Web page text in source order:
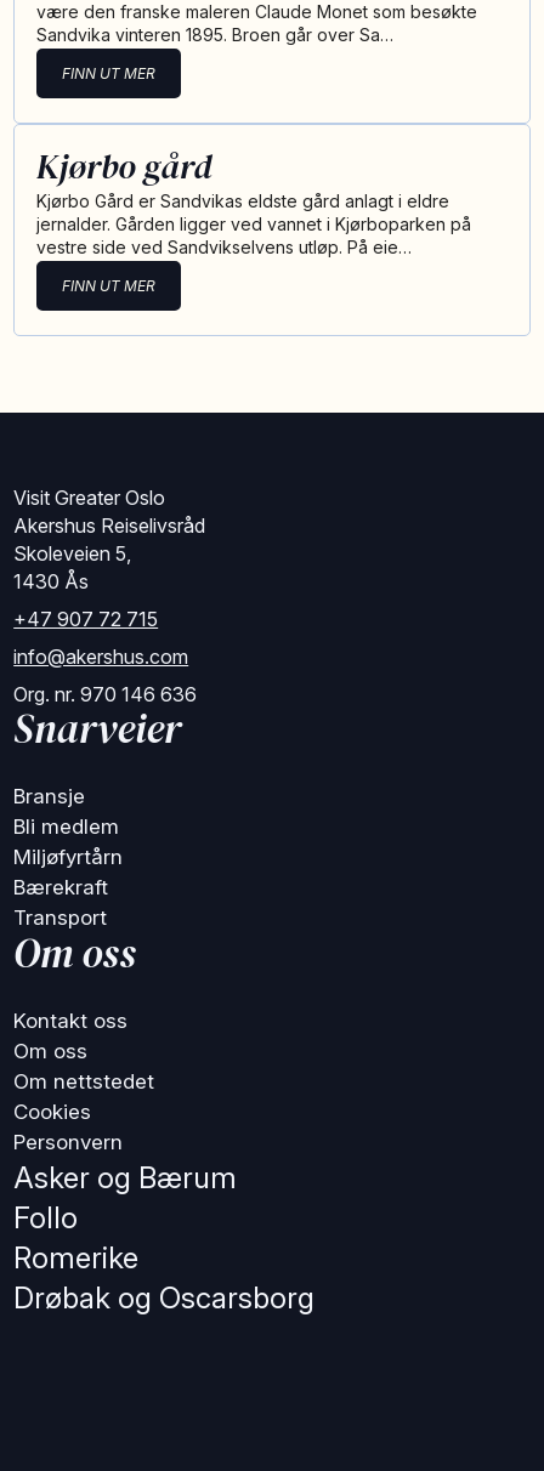
være den franske maleren Claude Monet som besøkte
Sandvika vinteren 1895. Broen går over Sa…
FINN UT MER
Kjørbo gård
Kjørbo Gård er Sandvikas eldste gård anlagt i eldre
jernalder. Gården ligger ved vannet i Kjørboparken på
vestre side ved Sandvikselvens utløp. På eie…
FINN UT MER
Visit Greater Oslo
Akershus Reiselivsråd
Skoleveien 5,
1430 Ås
+47 907 72 715
info@akershus.com
Org. nr. 970 146 636
Snarveier
Bransje
Bli medlem
Miljøfyrtårn
Bærekraft
Transport
Om oss
Kontakt oss
Om oss
Om nettstedet
Cookies
Personvern
Asker og Bærum
Follo
Romerike
Drøbak og Oscarsborg